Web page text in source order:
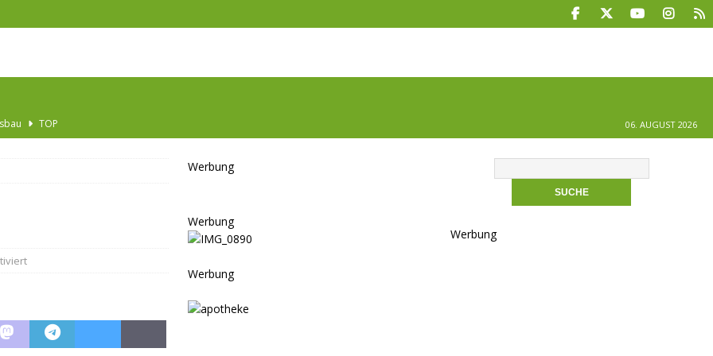
TOP
BLAULICHT
SONSTIGES
06. AUGUST 2026
Werbung
Werbung
Werbung
Werbung